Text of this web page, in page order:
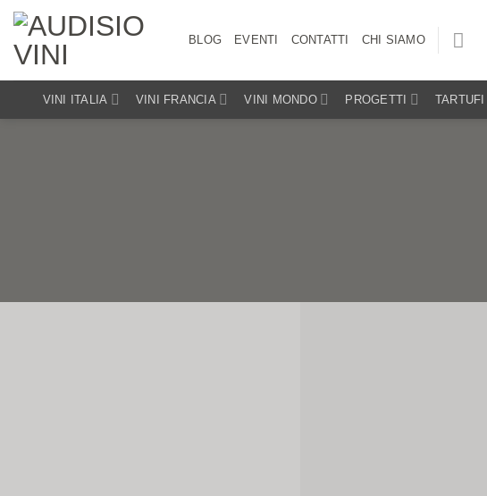
Salta
contenuti
BLOG EVENTI CONTATTI CHI SIAMO
VINI ITALIA VINI FRANCIA VINI MONDO PROGETTI TARTUFI